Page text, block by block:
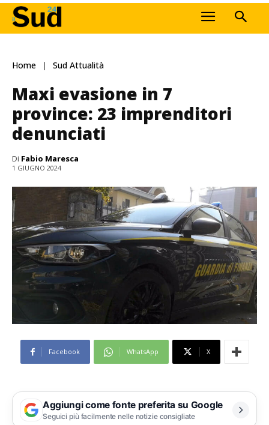
Home Sud Attualità
Maxi evasione in 7
province: 23 imprenditori
denunciati
Di Fabio Maresca
1 GIUGNO 2024
Facebook WhatsApp X
Aggiungi come fonte preferita su Google
Seguici più facilmente nelle notizie consigliate